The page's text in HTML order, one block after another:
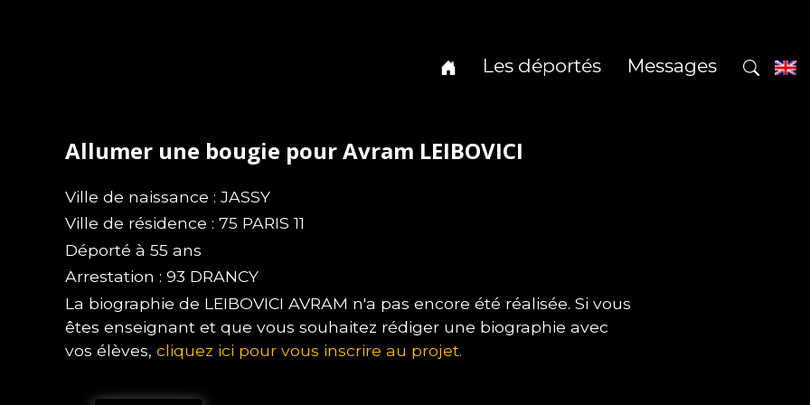
Les déportés Messages
Allumer une bougie pour Avram LEIBOVICI
Ville de naissance : JASSY
Ville de résidence : 75 PARIS 11
Déporté à 55 ans
Arrestation : 93 DRANCY
La biographie de LEIBOVICI AVRAM n'a pas encore été réalisée. Si vous
êtes enseignant et que vous souhaitez rédiger une biographie avec
vos élèves, cliquez ici pour vous inscrire au projet.